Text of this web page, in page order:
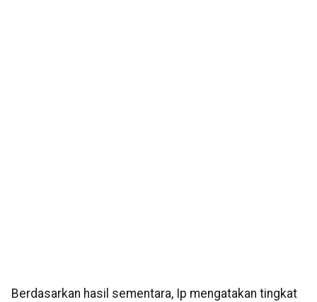
Berdasarkan hasil sementara, Ip mengatakan tingkat